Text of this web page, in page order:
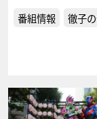
番組情報 徹子